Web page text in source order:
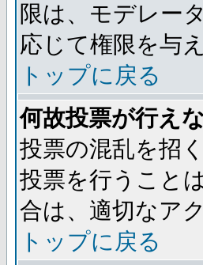
限は、モデレー
応じて権限を与
トップに戻る
何故投票が行え
投票の混乱を招
投票を行うこと
合は、適切なア
トップに戻る